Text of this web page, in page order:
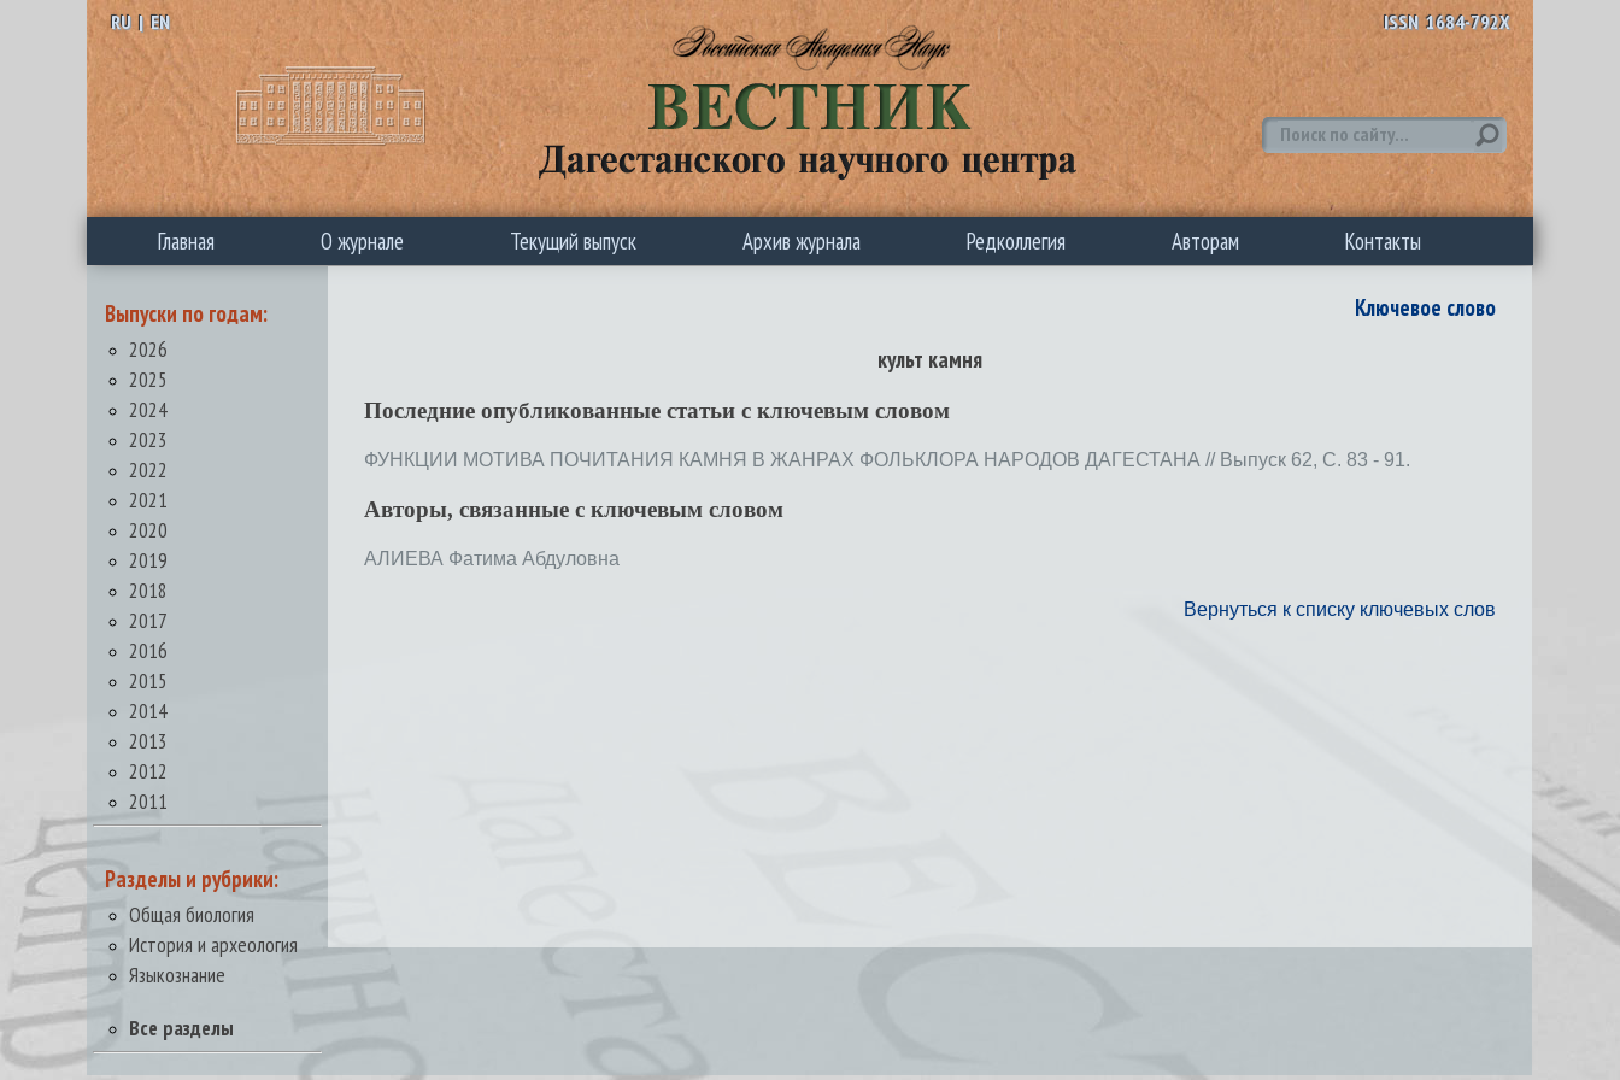
RU | EN ISSN 1684-792X
Главная О журнале Текущий выпуск Архив журнала Редколлегия Авторам Контакты
Выпуски по годам:
2026
2025
2024
2023
2022
2021
2020
2019
2018
2017
2016
2015
2014
2013
2012
2011
Разделы и рубрики:
Общая биология
История и археология
Языкознание
Все разделы
Ключевое слово
культ камня
Последние опубликованные статьи c ключевым словом
ФУНКЦИИ МОТИВА ПОЧИТАНИЯ КАМНЯ В ЖАНРАХ ФОЛЬКЛОРА НАРОДОВ ДАГЕСТАНА // Выпуск 62, С. 83 - 91.
Авторы, связанные с ключевым словом
АЛИЕВА Фатима Абдуловна
Вернуться к списку ключевых слов